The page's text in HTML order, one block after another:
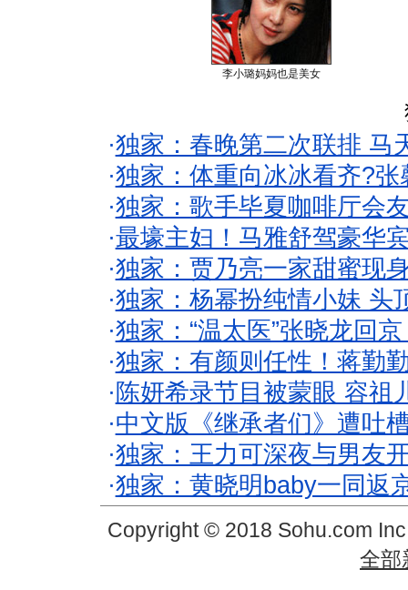
李小璐妈妈也是美女
·独家：春晚第二次联排 马
·独家：体重向冰冰看齐?
·独家：歌手毕夏咖啡厅会
·最壕主妇！马雅舒驾豪华
·独家：贾乃亮一家甜蜜现
·独家：杨幂扮纯情小妹 头
·独家：“温太医”张晓龙回
·独家：有颜则任性！蒋勤
· 陈妍希录节目被蒙眼 容祖
·中文版《继承者们》遭吐
·独家：王力可深夜与男友
·独家：黄晓明baby一同返
Copyright © 2018 Sohu.com
全部